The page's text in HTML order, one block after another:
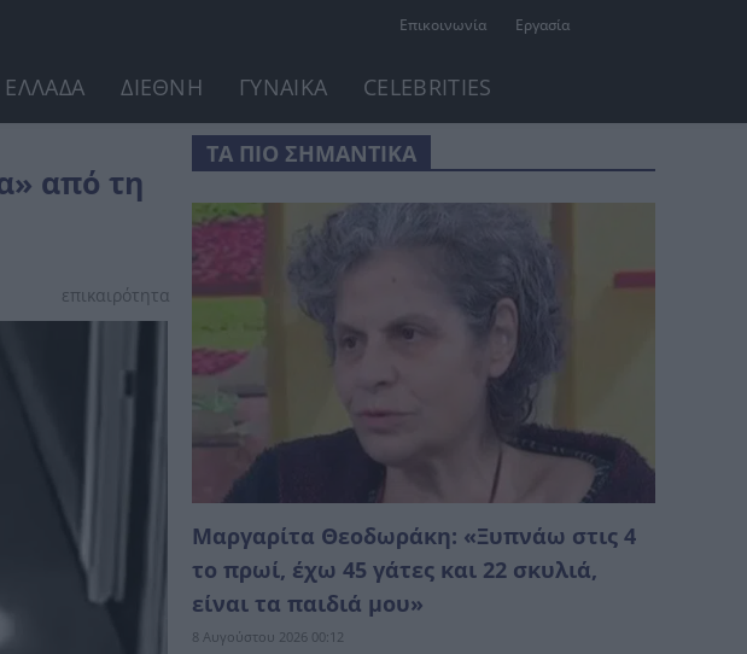
Επικοινωνία Εργασία
ΕΛΛΑΔΑ ΔΙΕΘΝΗ ΓΥΝΑΙΚΑ CELEBRITIES
από τη
επικαιρότητα
ΤΑ ΠΙΟ ΣΗΜΑΝΤΙΚΑ
Μαργαρίτα Θεοδωράκη: «Ξυπνάω στις 4
το πρωί, έχω 45 γάτες και 22 σκυλιά,
είναι τα παιδιά μου»
8 Αυγούστου 2026 00:12